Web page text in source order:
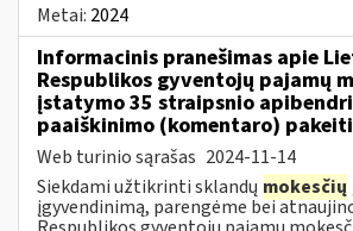
Metai: 2024
Informacinis pranešimas apie
Respublikos gyventojų pajamų
įstatymo 35 straipsnio
paaiškinimo (komentaro)
Web turinio sąrašas 2024-11-14
Siekdami užtikrinti sklandų mokesčių
įgyvendinimą, parengėme bei